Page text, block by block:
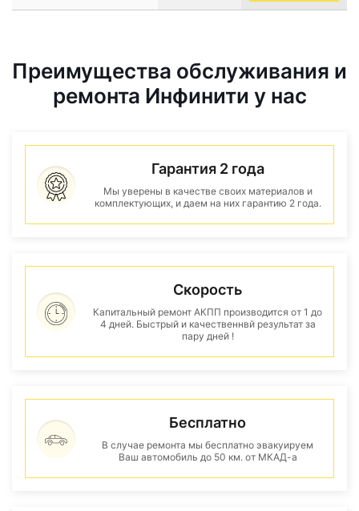
Преимущества обслуживания и
ремонта Инфинити у нас
Гарантия 2 года
Мы уверены в качестве своих материалов и
комплектующих, и даем на них гарантию 2 года.
Скорость
Капитальный ремонт АКПП производится от 1 до
4 дней. Быстрый и качественнвй результат за
пару дней !
Бесплатно
В случае ремонта мы бесплатно эвакуируем
Ваш автомобиль до 50 км. от МКАД-а